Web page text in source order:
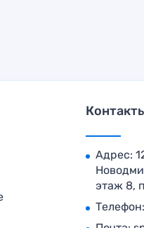
Адрес:
этаж 8,
Телефон: